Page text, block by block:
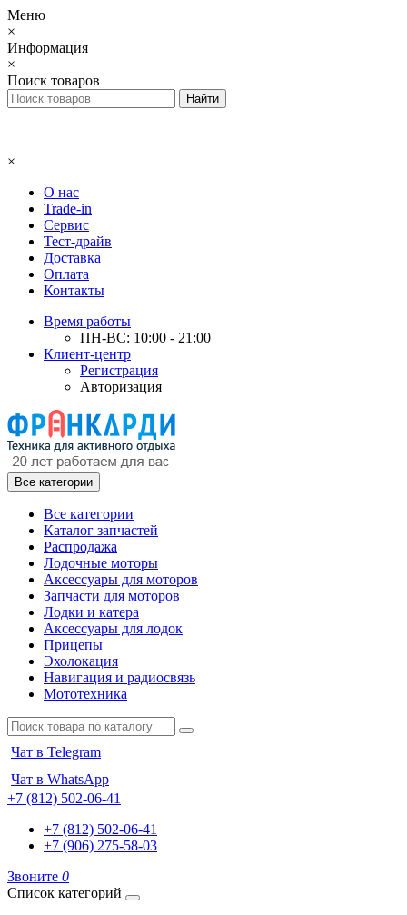
Меню
×
Информация
×
Поиск товаров
×
О нас
Trade-in
Сервис
Тест-драйв
Доставка
Оплата
Контакты
Время работы
ПН-ВС: 10:00 - 21:00
Клиент-центр
Регистрация
Авторизация
Все категории
Все категории
Каталог запчастей
Распродажа
Лодочные моторы
Аксессуары для моторов
Запчасти для моторов
Лодки и катера
Аксессуары для лодок
Прицепы
Эхолокация
Навигация и радиосвязь
Мототехника
Чат в Telegram
Чат в WhatsApp
+7 (812) 502-06-41
+7 (812) 502-06-41
+7 (906) 275-58-03
Звоните 0
Список категорий